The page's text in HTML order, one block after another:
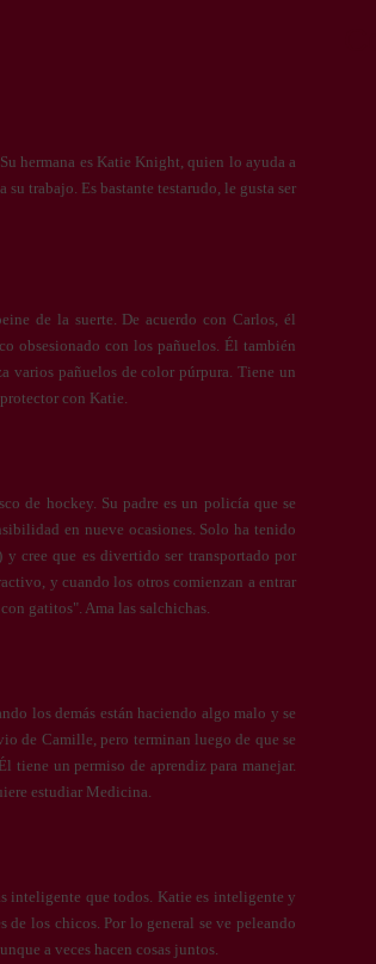
hermana es Katie Knight, quien lo ayuda a
trabajo. Es bastante testarudo, le gusta ser
de la suerte. De acuerdo con Carlos, él
obsesionado con los pañuelos. Él también
varios pañuelos de color púrpura. Tiene un
con Katie.
de hockey. Su padre es un policía que se
en nueve ocasiones. Solo ha tenido
cree que es divertido ser transportado por
y cuando los otros comienzan a entrar
gatitos". Ama las salchichas.
los demás están haciendo algo malo y se
de Camille, pero terminan luego de que se
tiene un permiso de aprendiz para manejar.
estudiar Medicina.
inteligente que todos. Katie es inteligente y
de los chicos. Por lo general se ve peleando
a veces hacen cosas juntos.